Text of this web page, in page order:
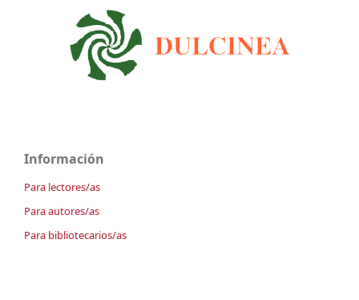
Información
Para lectores/as
Para autores/as
Para bibliotecarios/as